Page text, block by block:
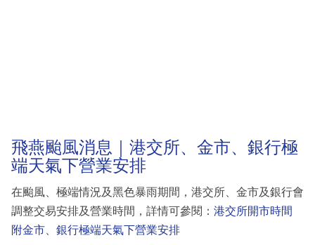
飛燕颱風消息｜港交所、金市、銀行極
端天氣下營業安排
在颱風、極端情況及黑色暴雨期間，港交所、金市及銀行會
調整交易安排及營業時間，詳情可參閱： 港交所開市時間
附金市、銀行極端天氣下營業安排